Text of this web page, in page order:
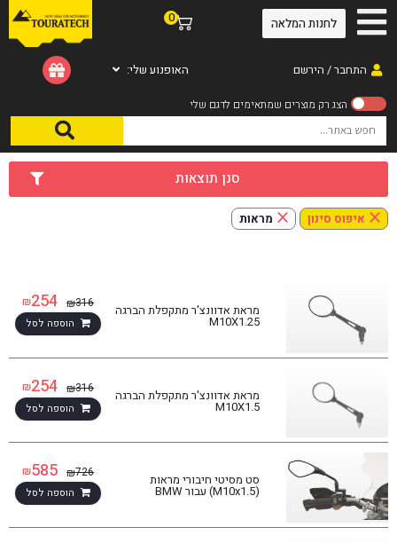
התחבר / הירשם
0
האופנוע שלי:
לחנות המלאה
סנן תוצאות
איפוס סינון × מראות ×
מראת אדוונצ'ר מתקפלת הברגה
M10X1.25
₪316
₪254
הוספה לסל
מראת אדוונצ'ר מתקפלת הברגה
M10X1.5
₪316
₪254
הוספה לסל
סט מסיטי חיבורי מראות
(M10x1.5) עבור BMW
₪726
₪585
הוספה לסל